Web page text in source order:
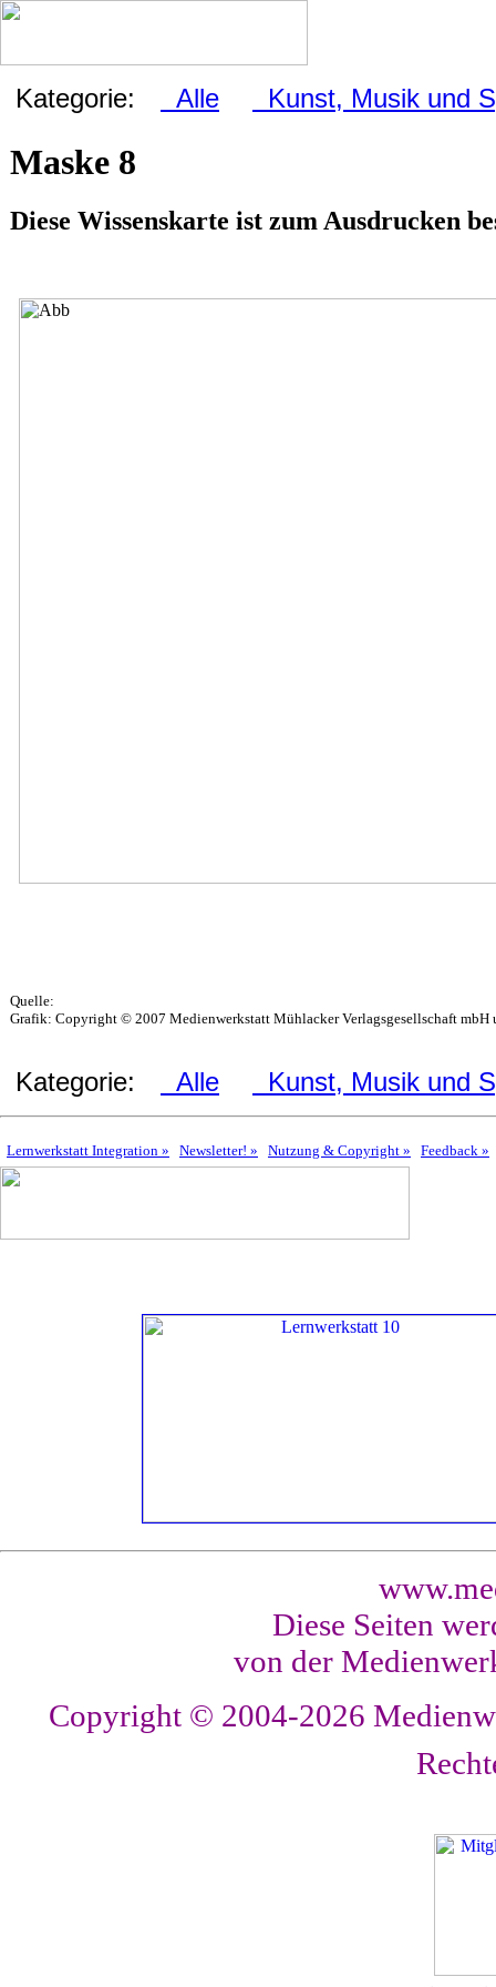
Kategorie: Alle Kunst, Musik und
Maske 8
Diese Wissenskarte ist zum Ausdrucken
Quelle:
Grafik: Copyright © 2007 Medienwerkstatt Mühlacker Verlagsgesellschaft mbH
Kategorie: Alle Kunst, Musik und
Lernwerkstatt Integration » Newsletter! » Nutzung & Copyright » Feedback »
Diese Seiten
von der
Copyright © 2004-2026